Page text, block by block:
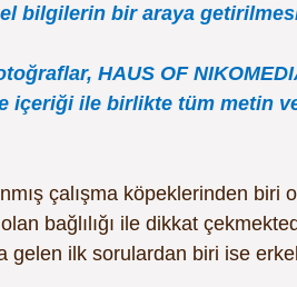
bilgilerin bir araya
HAUS OF
içeriği ile birlikte tüm metin
çalışma köpeklerinden biri
bağlılığı ile dikkat
gelen ilk sorulardan biri ise